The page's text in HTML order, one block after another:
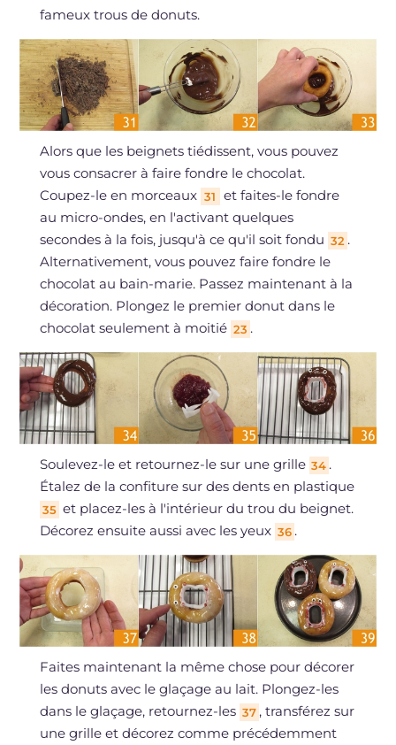
fameux trous de donuts.
Alors que les beignets tiédissent, vous pouvez
vous consacrer à faire fondre le chocolat.
Coupez-le en morceaux 31
et faites-le fondre
au micro-ondes, en l'activant quelques
secondes à la fois, jusqu'à ce qu'il soit fondu 32 .
Alternativement, vous pouvez faire fondre le
chocolat au bain-marie. Passez maintenant à la
décoration. Plongez le premier donut dans le
chocolat seulement à moitié 23 .
Soulevez-le et retournez-le sur une grille 34 .
Étalez de la confiture sur des dents en plastique
35 et placez-les à l'intérieur du trou du beignet.
Décorez ensuite aussi avec les yeux 36 .
Faites maintenant la même chose pour décorer
les donuts avec le glaçage au lait. Plongez-les
dans le glaçage, retournez-les 37 , transférez sur
une grille et décorez comme précédemment